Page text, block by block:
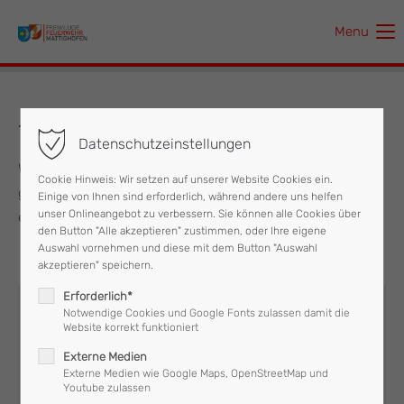
Der Eintrag "offcanvas-col1" existiert leider nicht.
Der Eintrag "offcanvas-col3" existiert leider nicht.
Der Eintrag "offcanvas-col4" existiert leider nicht.
Menu
18.11.2016 - Technischer Einsatz
Wegen einer Veranstaltung wurde der gesamte Stadtplatz
gesperrt, wo die Feuerwehr die Verkehrsumleitung Ost
errichtete.
Datenschutzeinstellungen
Cookie Hinweis: Wir setzen auf unserer Website Cookies ein.
Einige von Ihnen sind erforderlich, während andere uns helfen
unser Onlineangebot zu verbessern. Sie können alle Cookies über
den Button "Alle akzeptieren" zustimmen, oder Ihre eigene
Auswahl vornehmen und diese mit dem Button "Auswahl
akzeptieren" speichern.
Erforderlich*
Notwendige Cookies und Google Fonts zulassen damit die
Website korrekt funktioniert
Externe Medien
Externe Medien wie Google Maps, OpenStreetMap und
Youtube zulassen